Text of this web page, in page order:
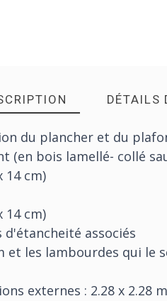
DÉTAILS
du plancher et du
(en bois lamellé- collé
14 cm)
14 cm)
associés
et les lambourdes qui le
externes : 2.28 x 2.28 m